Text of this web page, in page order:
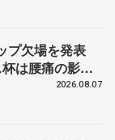
プ欠場を発表
は腰痛の影響
2026.08.07